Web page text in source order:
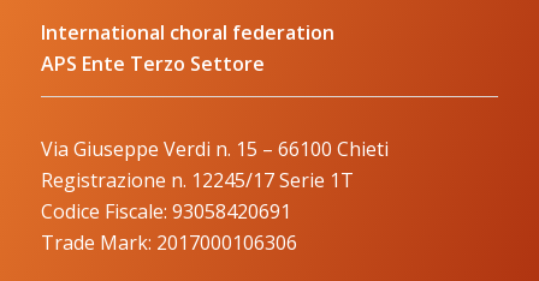
International choral federation
APS Ente Terzo Settore
Via Giuseppe Verdi n. 15 – 66100 Chieti
Registrazione n. 12245/17 Serie 1T
Codice Fiscale: 93058420691
Trade Mark: 2017000106306